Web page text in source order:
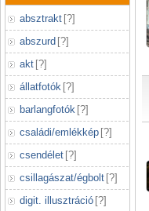
absztrakt [?]
abszurd [?]
akt [?]
állatfotók [?]
barlangfotók [?]
családi/emlékkép [?]
csendélet [?]
csillagászat/égbolt [?]
digit. illusztráció [?]